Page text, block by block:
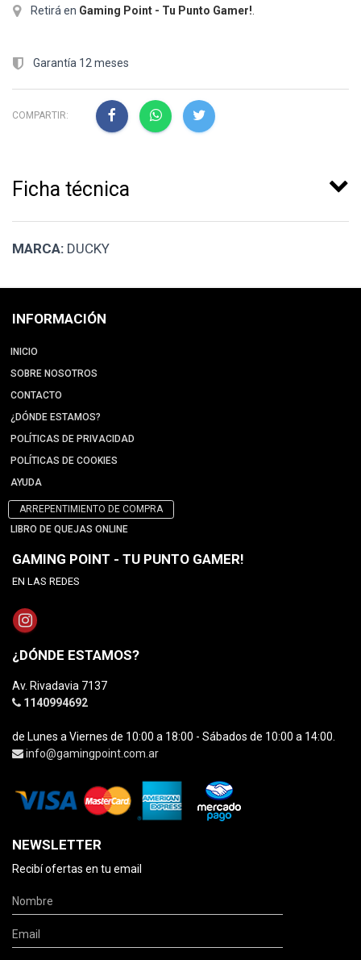
Retirá en Gaming Point - Tu Punto Gamer!
Garantía 12 meses
COMPARTIR:
Ficha técnica
MARCA: DUCKY
INFORMACIÓN
INICIO
SOBRE NOSOTROS
CONTACTO
¿DÓNDE ESTAMOS?
POLÍTICAS DE PRIVACIDAD
POLÍTICAS DE COOKIES
AYUDA
ARREPENTIMIENTO DE COMPRA
LIBRO DE QUEJAS ONLINE
GAMING POINT - TU PUNTO GAMER!
EN LAS REDES
¿DÓNDE ESTAMOS?
Av. Rivadavia 7137
1140994692
de Lunes a Viernes de 10:00 a 18:00 - Sábados de 10:00 a 14:00.
info@gamingpoint.com.ar
NEWSLETTER
Recibí ofertas en tu email